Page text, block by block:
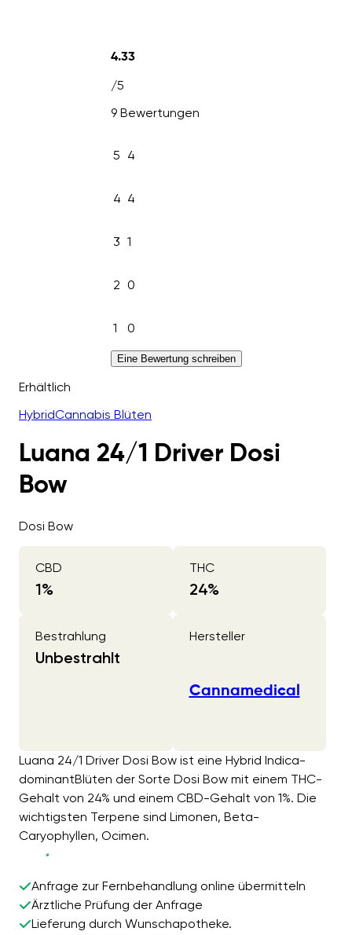
4.33
/5
9 Bewertungen
5 4
4 4
3 1
2 0
1 0
Eine Bewertung schreiben
Erhältlich
HybridCannabis Blüten
Luana 24/1 Driver Dosi
Bow
Dosi Bow
CBD
1%
THC
24%
Bestrahlung
Unbestrahlt
Hersteller
Cannamedical
Luana 24/1 Driver Dosi Bow ist eine Hybrid Indica-
dominantBlüten der Sorte Dosi Bow mit einem THC-
Gehalt von 24% und einem CBD-Gehalt von 1%. Die
wichtigsten Terpene sind Limonen, Beta-
Caryophyllen, Ocimen.
Anfrage zur Fernbehandlung online übermitteln
Ärztliche Prüfung der Anfrage
Lieferung durch Wunschapotheke.